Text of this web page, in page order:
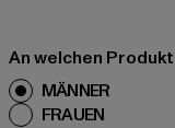
An welchen
MÄNNER
FRAUEN